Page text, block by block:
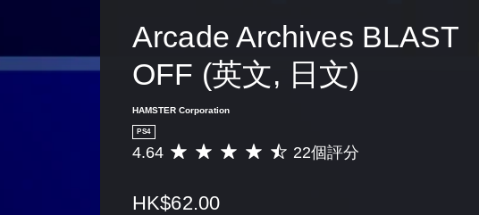
Arcade Archives BLAST
OFF (英文, 日文)
HAMSTER Corporation
PS4
平
分
4.64 22個評分
HK$62.00